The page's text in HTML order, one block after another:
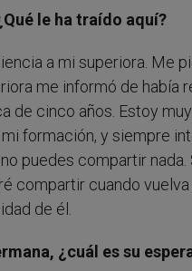
le ha traído aquí?
a mi superiora. Me
me informó de había
de cinco años. Estoy
formación, y siempre
puedes compartir
compartir cuando
de él.
¿cuál es su